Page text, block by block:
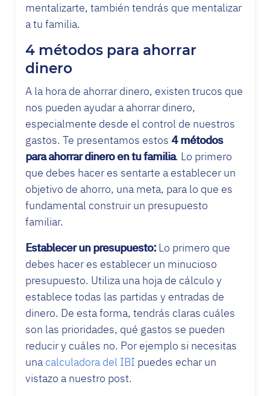
mentalizarte, también tendrás que mentalizar
a tu familia.
4 métodos para ahorrar
dinero
A la hora de ahorrar dinero, existen trucos que
nos pueden ayudar a ahorrar dinero,
especialmente desde el control de nuestros
gastos. Te presentamos estos 4 métodos
para ahorrar dinero en tu familia. Lo primero
que debes hacer es sentarte a establecer un
objetivo de ahorro, una meta, para lo que es
fundamental construir un presupuesto
familiar.
Establecer un presupuesto:Lo primero que
debes hacer es establecer un minucioso
presupuesto. Utiliza una hoja de cálculo y
establece todas las partidas y entradas de
dinero. De esta forma, tendrás claras cuáles
son las prioridades, qué gastos se pueden
reducir y cuáles no. Por ejemplo si necesitas
una calculadora del IBI puedes echar un
vistazo a nuestro post.